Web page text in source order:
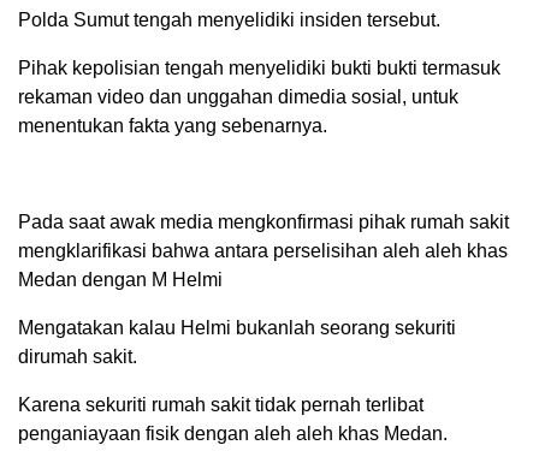
Polda Sumut tengah menyelidiki insiden tersebut.
Pihak kepolisian tengah menyelidiki bukti bukti termasuk
rekaman video dan unggahan dimedia sosial, untuk
menentukan fakta yang sebenarnya.
Pada saat awak media mengkonfirmasi pihak rumah sakit
mengklarifikasi bahwa antara perselisihan aleh aleh khas
Medan dengan M Helmi
Mengatakan kalau Helmi bukanlah seorang sekuriti
dirumah sakit.
Karena sekuriti rumah sakit tidak pernah terlibat
penganiayaan fisik dengan aleh aleh khas Medan.